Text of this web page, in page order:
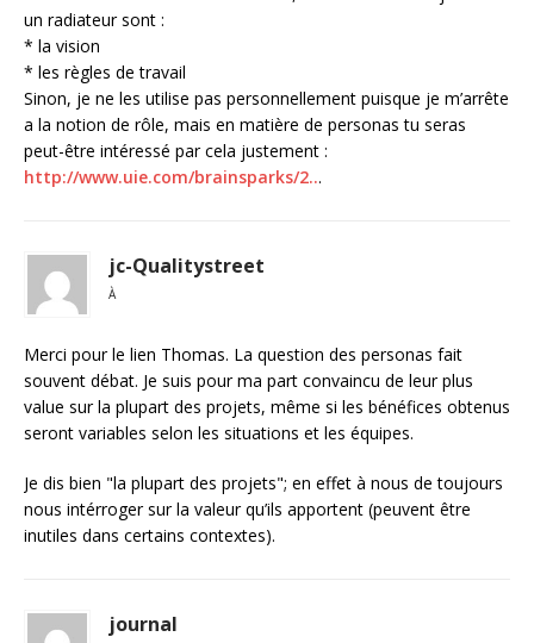
un radiateur sont :
* la vision
* les règles de travail
Sinon, je ne les utilise pas personnellement puisque je m’arrête
a la notion de rôle, mais en matière de personas tu seras
peut-être intéressé par cela justement :
http://www.uie.com/brainsparks/2...
jc-Qualitystreet
À
Merci pour le lien Thomas. La question des personas fait
souvent débat. Je suis pour ma part convaincu de leur plus
value sur la plupart des projets, même si les bénéfices obtenus
seront variables selon les situations et les équipes.
Je dis bien "la plupart des projets"; en effet à nous de toujours
nous intérroger sur la valeur qu’ils apportent (peuvent être
inutiles dans certains contextes).
journal